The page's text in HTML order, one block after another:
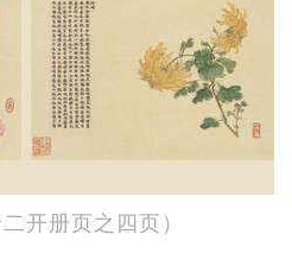
开册页之四页）